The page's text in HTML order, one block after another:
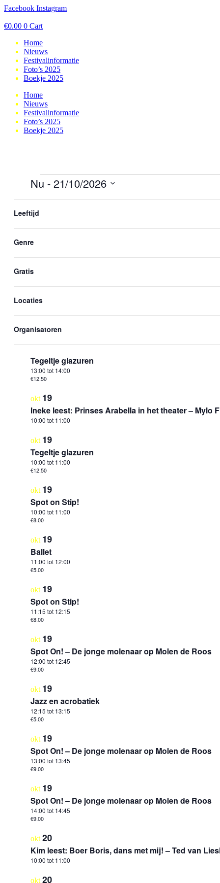
Ga
de
Facebook Instagram
€0.00 0 Cart
Home
Nieuws
Festivalinformatie
Foto’s 2025
Boekje 2025
Home
Nieuws
Festivalinformatie
Foto’s 2025
Boekje 2025
Evenementen
Nu - 21/10/2026
any
the
form
inputs
will
the
events
refresh
with
the
filtered
Leeftijd
Genre
Gratis
Locaties
Organisatoren
of
events
in
Photo
View
okt
Hossein leest: De grotteling – Benji Davis
okt17
Tegeltje glazuren
€12.50
17
Silhouetten maken
11:00tot16:00
17
Tegeltje glazuren
13:00 tot 14:00
€12.50
okt 19
Ineke leest: Prinses Arabella in het theater – Mylo
10:00 tot 11:00
okt 19
Tegeltje glazuren
10:00 tot 11:00
€12.50
okt 19
Spot on Stip!
10:00 tot 11:00
€8.00
okt 19
Ballet
11:00 tot 12:00
€5.00
okt 19
Spot on Stip!
11:15 tot 12:15
€8.00
okt 19
Spot On! – De jonge molenaar op Molen de Roos
12:00 tot 12:45
€9.00
okt 19
Jazz en acrobatiek
12:15 tot 13:15
€5.00
okt 19
Spot On! – De jonge molenaar op Molen de Roos
13:00 tot 13:45
€9.00
okt 19
Spot On! – De jonge molenaar op Molen de Roos
14:00 tot 14:45
€9.00
okt 20
Kim leest: Boer Boris, dans met mij! – Ted van
10:00 tot 11:00
okt 20